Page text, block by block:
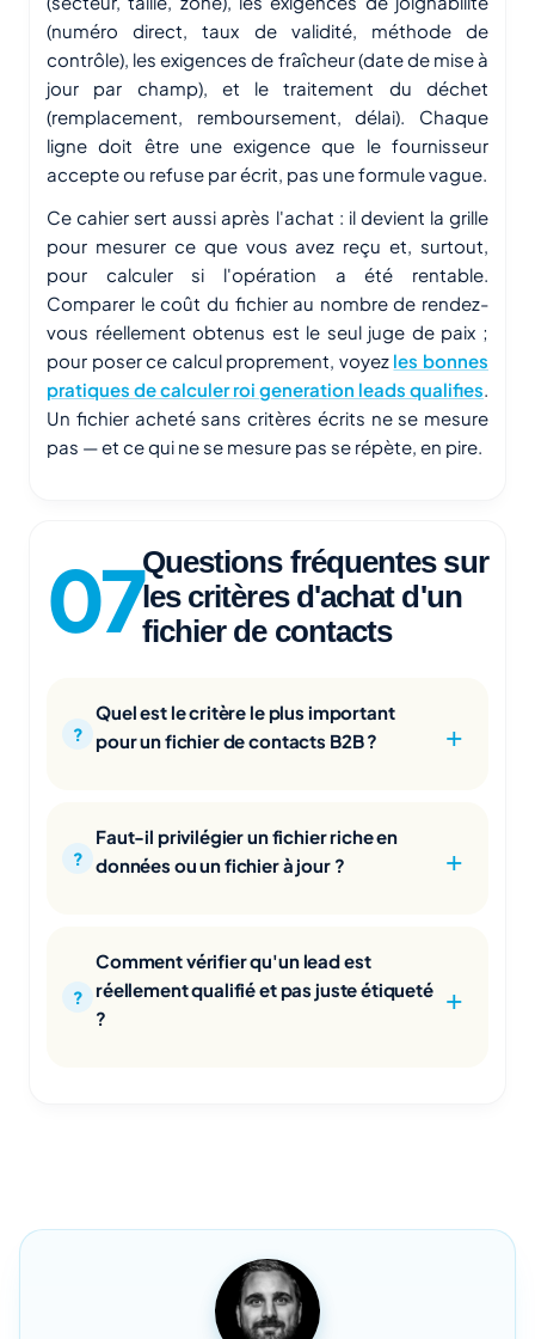
(numéro direct, taux de validité, méthode de
contrôle), les exigences de fraîcheur (date de mise à
jour par champ), et le traitement du déchet
(remplacement, remboursement, délai). Chaque
ligne doit être une exigence que le fournisseur
accepte ou refuse par écrit, pas une formule vague.
Ce cahier sert aussi après l'achat : il devient la grille
pour mesurer ce que vous avez reçu et, surtout,
pour calculer si l'opération a été rentable.
Comparer le coût du fichier au nombre de rendez-
vous réellement obtenus est le seul juge de paix ;
pour poser ce calcul proprement, voyez les bonnes
pratiques de calculer roi generation leads qualifies.
Un fichier acheté sans critères écrits ne se mesure
pas — et ce qui ne se mesure pas se répète, en pire.
Questions fréquentes sur
les critères d'achat d'un
fichier de contacts
Quel est le critère le plus important
pour un fichier de contacts B2B ?
Faut-il privilégier un fichier riche en
données ou un fichier à jour ?
Comment vérifier qu'un lead est
réellement qualifié et pas juste étiqueté
?